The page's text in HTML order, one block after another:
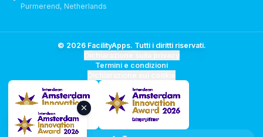
Purmerend, Netherlands
© 2026 FacilityApps. Tutti i diritti riservati.
Termini e condizioni